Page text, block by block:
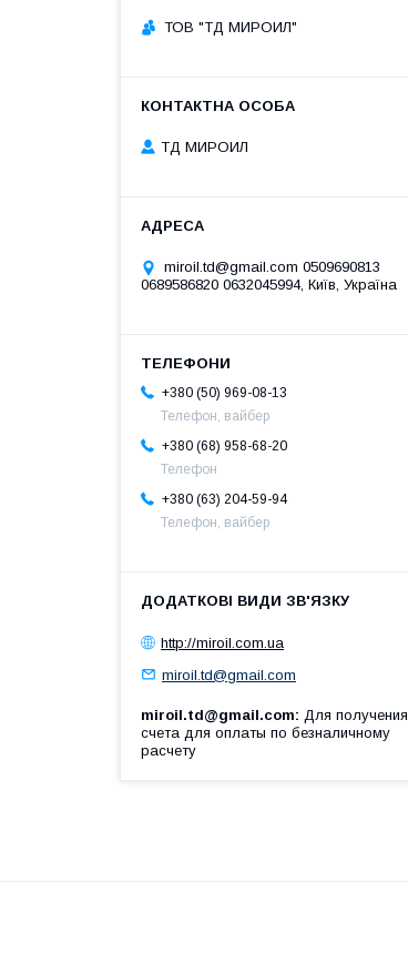
ТОВ "ТД МИРОИЛ"
ТД МИРОИЛ
miroil.td@gmail.com 0509690813
0689586820 0632045994, Київ, Україна
+380 (50) 969-08-13
Телефон, вайбер
+380 (68) 958-68-20
Телефон
+380 (63) 204-59-94
Телефон, вайбер
http://miroil.com.ua
miroil.td@gmail.com
miroil.td@gmail.com Для получения
счета для оплаты по безналичному
расчету